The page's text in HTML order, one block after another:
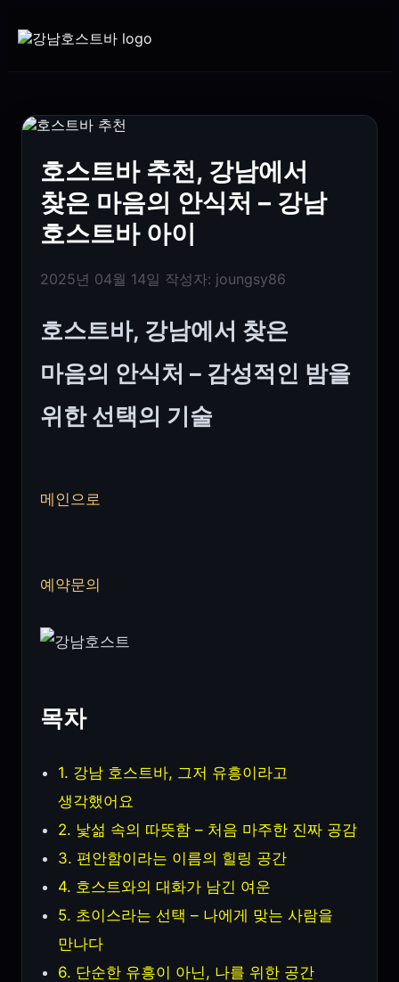
호스트바 추천, 강남에서
찾은 마음의 안식처 – 강남
호스트바 아이
2025년 04월 14일 작성자: joungsy86
호스트바, 강남에서 찾은
마음의 안식처 – 감성적인 밤을
위한 선택의 기술
메인으로
예약문의
목차
1. 강남 호스트바, 그저 유흥이라고
생각했어요
2. 낯섦 속의 따뜻함 – 처음 마주한 진짜 공감
3. 편안함이라는 이름의 힐링 공간
4. 호스트와의 대화가 남긴 여운
5. 초이스라는 선택 – 나에게 맞는 사람을
만나다
6. 단순한 유흥이 아닌, 나를 위한 공간